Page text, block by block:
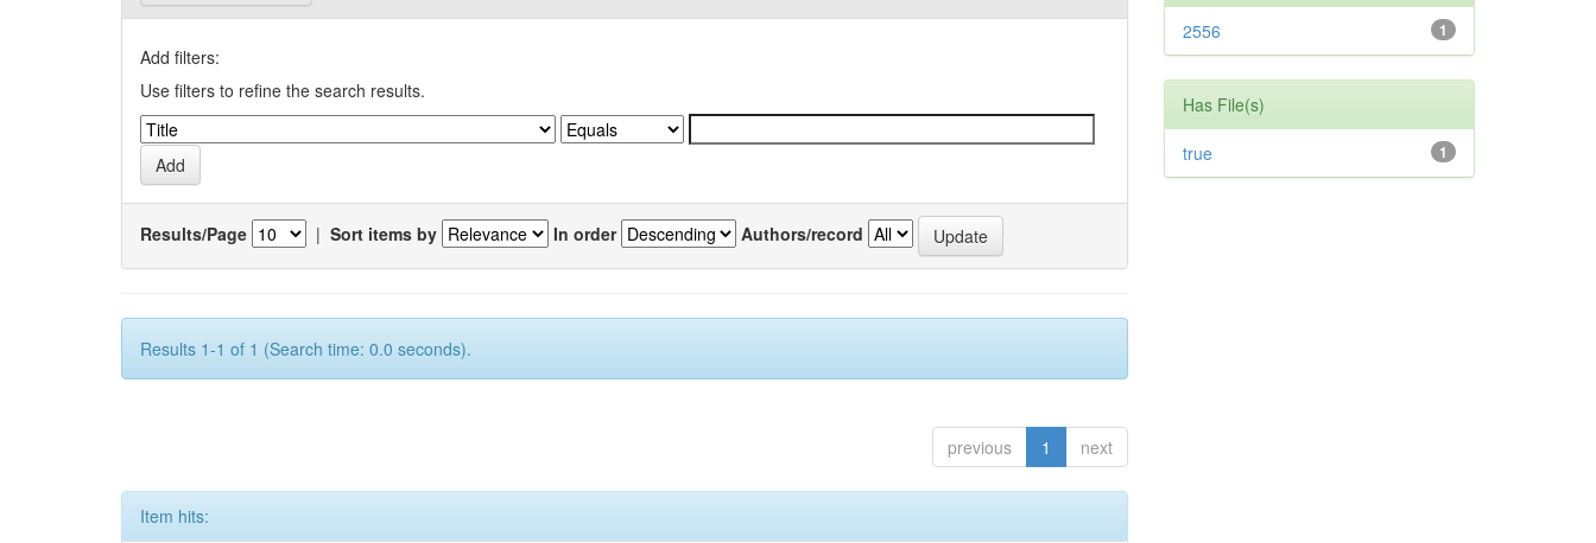
Add filters:
Use filters to refine the search results.
Results/Page | Sort items by In order Authors/record
Results 1-1 of 1 (Search time: 0.0 seconds).
previous 1 next
Item hits:
1
2556
Has File(s)
1
true